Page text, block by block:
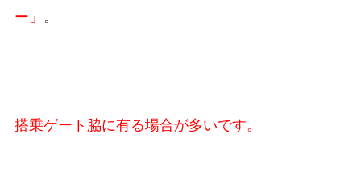
ー」 。
搭乗ゲート脇に有る場合が多いです。